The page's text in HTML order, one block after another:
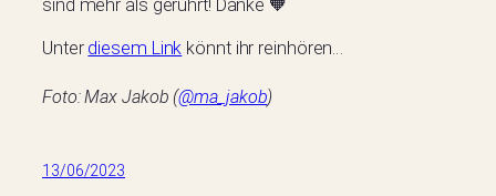
sind mehr als gerührt! Danke 🧡
Unter diesem Link könnt ihr reinhören…
Foto: Max Jakob (@ma_jakob)
13/06/2023